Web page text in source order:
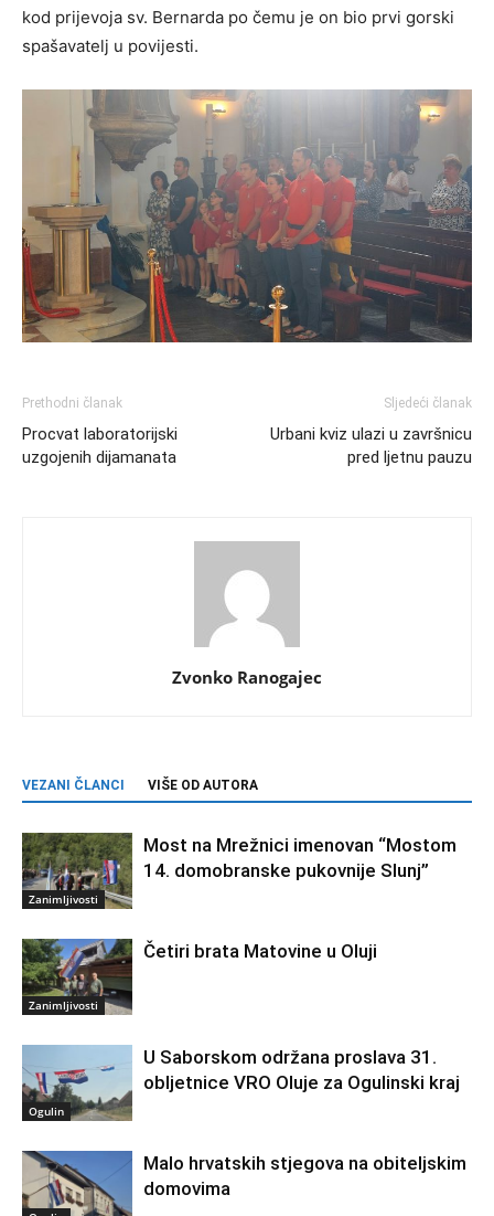
kod prijevoja sv. Bernarda po čemu je on bio prvi gorski
spašavatelj u povijesti.
Prethodni članak
Procvat laboratorijski
uzgojenih dijamanata
Sljedeći članak
Urbani kviz ulazi u završnicu
pred ljetnu pauzu
Zvonko Ranogajec
VEZANI ČLANCI VIŠE OD AUTORA
Zanimljivosti
Most na Mrežnici imenovan “Mostom
14. domobranske pukovnije Slunj”
Zanimljivosti
Četiri brata Matovine u Oluji
Ogulin
U Saborskom održana proslava 31.
obljetnice VRO Oluje za Ogulinski kraj
Malo hrvatskih stjegova na obiteljskim
domovima